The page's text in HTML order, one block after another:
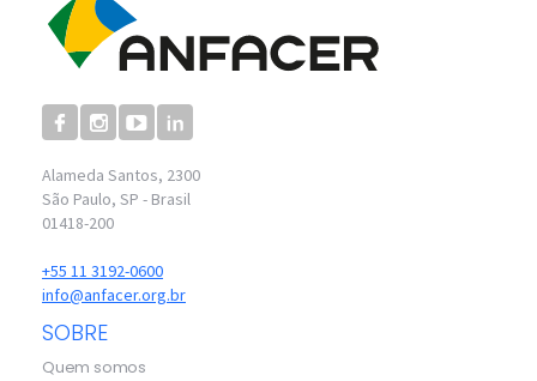
Alameda Santos, 2300
São Paulo, SP - Brasil
01418-200
+55 11 3192-0600
info@anfacer.org.br
SOBRE
Quem somos